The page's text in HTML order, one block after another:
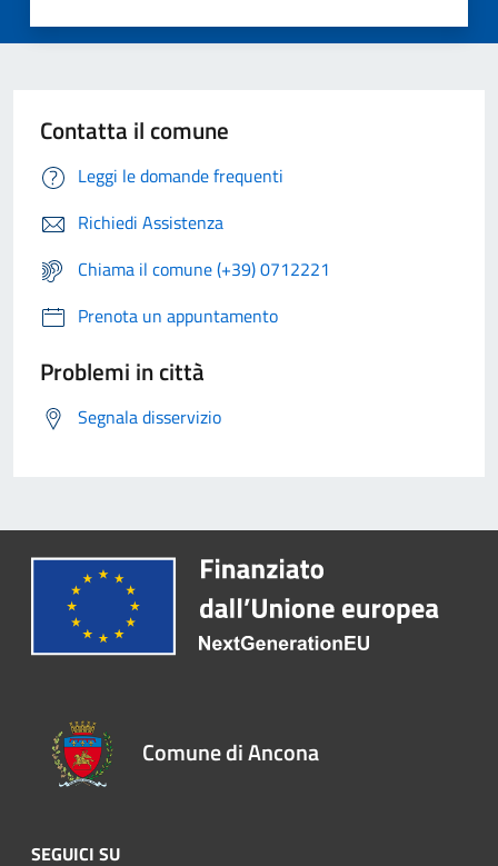
Contatta il comune
Leggi le domande frequenti
Richiedi Assistenza
Chiama il comune (+39) 0712221
Prenota un appuntamento
Problemi in città
Segnala disservizio
Comune di Ancona
SEGUICI SU